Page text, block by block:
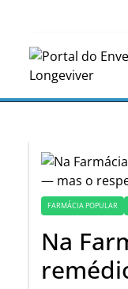
FARMÁCIA POPULAR
Na